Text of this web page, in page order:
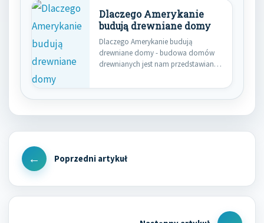
Dlaczego Amerykanie
budują drewniane domy
Dlaczego Amerykanie budują
drewniane domy - budowa domów
drewnianych jest nam przedstawiana
Nawigacja
wpisu
Previous